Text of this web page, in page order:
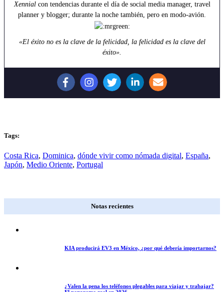
Xennialcon tendencias durante el día de social media manager, travel
planner y blogger; durante la noche también, pero en modo-avión.
«El éxito no es la clave de la felicidad, la felicidad es la clave del
éxito».
Tags:
Costa Rica, Dominica, dónde vivir como nómada digital, España,
Japón, Medio Oriente, Portugal
Notas recientes
KIA producirá EV3 en México, ¿por qué debería importarnos?
¿Valen la pena los teléfonos plegables para viajar y trabajar?